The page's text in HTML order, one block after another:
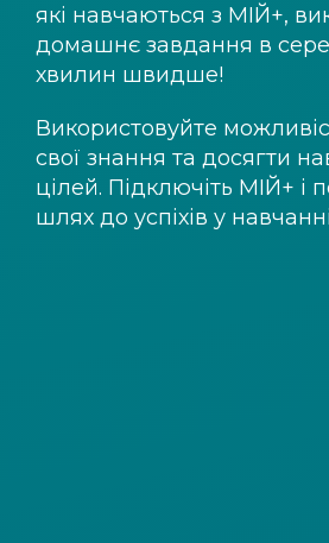
які навчаються з МІЙ+,
домашнє завдання в
хвилин швидше!
Використовуйте
свої знання та досягти
цілей. Підключіть МІЙ+ і
шлях до успіхів у